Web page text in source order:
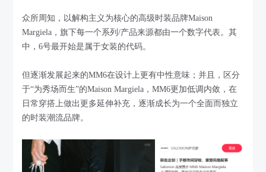
众所周知，以解构主义为核心的高级时装品牌Maison
Margiela，旗下每一个系列/产品来源都由一个数字代表。其
中，6号最开始是属于女装的代码。
但逐渐发展起来的MM6在设计上更有中性意味；并且，区分
于“为秀场而生”的Maison Margiela，MM6更加低调内敛，在
日常穿搭上做出更多延伸补充，逐渐成长为一个全面而独立
的时装潮流品牌。